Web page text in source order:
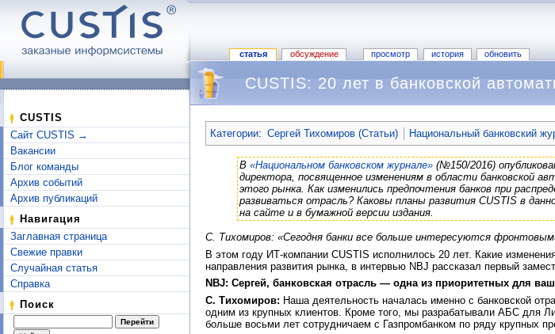
статья обсуждение просмотр история обновить
CUSTIS
Сайт CUSTIS →
Вакансии
Блог команды
Архив событий
Архив публикаций
Навигация
Заглавная страница
Свежие правки
Случайная статья
Справка
Поиск
CUSTIS: 20 лет в банковской
Категории: Сергей Тихомиров (Статьи) Национальный банковский
В «Национальном банковском журнале» (№150/2016)
директора, посвященное изменениям в области банковской
этого рынка. Как изменились предпочтения банков при
развиваться отрасль? Каковы планы развития CUSTIS в
на сайте и в бумажной версии издания.
С. Тихомиров: «Сегодня банки все больше интересуются
В этом году ИТ-компании CUSTIS исполнилось 20 лет. Какие
направления развития рынка, в интервью NBJ рассказал первый
NBJ: Сергей, банковская отрасль — одна из приоритетных для
С. Тихомиров: Наша деятельность началась именно с банковской
одним из крупных клиентов. Кроме того, мы разрабатывали АБС для
больше восьми лет сотрудничаем с Газпромбанком по ряду крупных